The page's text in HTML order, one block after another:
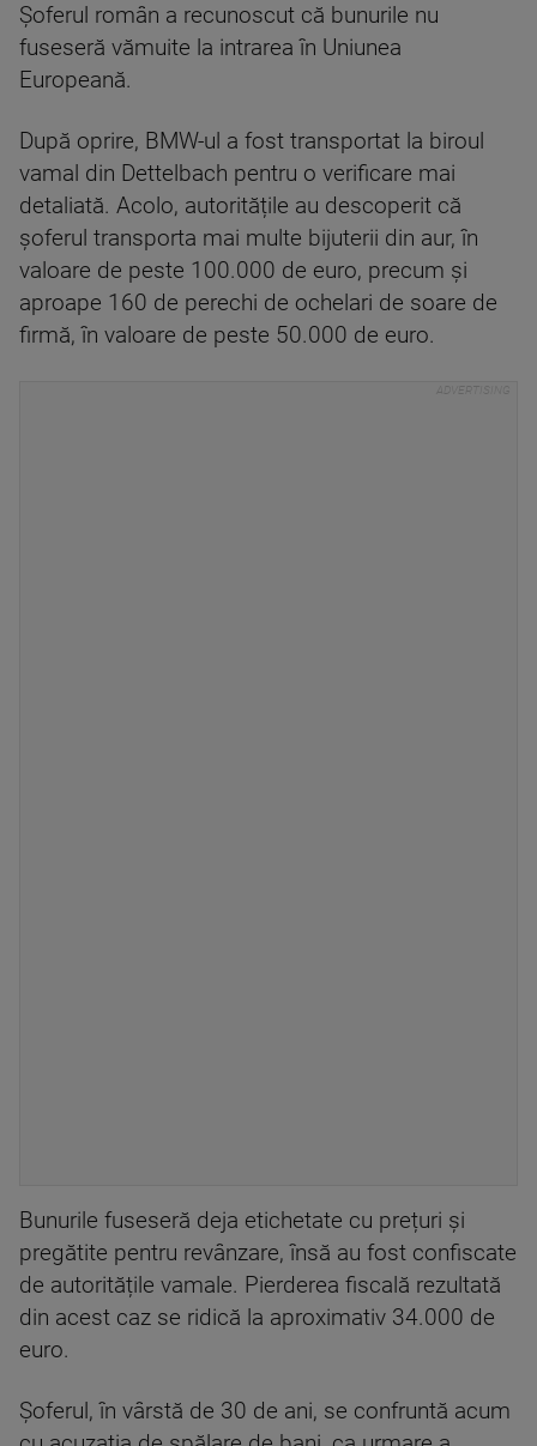
Șoferul român a recunoscut că bunurile nu
fuseseră vămuite la intrarea în Uniunea
Europeană.
După oprire, BMW-ul a fost transportat la biroul
vamal din Dettelbach pentru o verificare mai
detaliată. Acolo, autoritățile au descoperit că
șoferul transporta mai multe bijuterii din aur, în
valoare de peste 100.000 de euro, precum și
aproape 160 de perechi de ochelari de soare de
firmă, în valoare de peste 50.000 de euro.
Bunurile fuseseră deja etichetate cu prețuri și
pregătite pentru revânzare, însă au fost confiscate
de autoritățile vamale. Pierderea fiscală rezultată
din acest caz se ridică la aproximativ 34.000 de
euro.
Șoferul, în vârstă de 30 de ani, se confruntă acum